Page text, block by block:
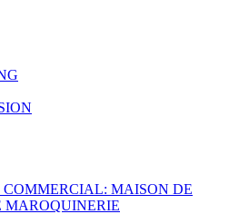
MAISON DE
MAROQUINERIE